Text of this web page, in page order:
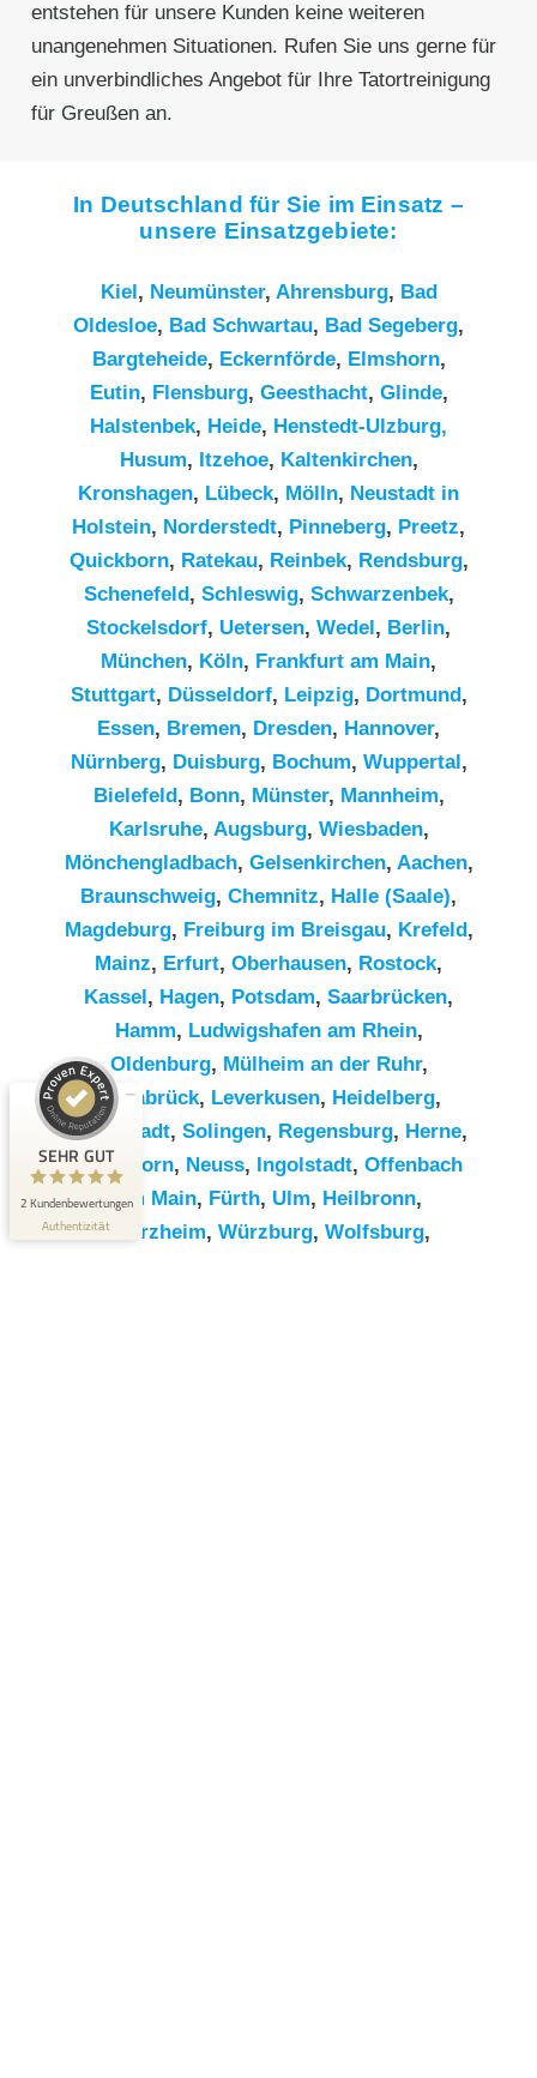
entstehen für unsere Kunden keine weiteren
unangenehmen Situationen. Rufen Sie uns gerne für
ein unverbindliches Angebot für Ihre Tatortreinigung
für Greußen an.
In Deutschland für Sie im Einsatz –
unsere Einsatzgebiete:
Kiel, Neumünster, Ahrensburg, Bad
Oldesloe, Bad Schwartau, Bad Segeberg,
Bargteheide, Eckernförde, Elmshorn,
Eutin, Flensburg, Geesthacht, Glinde,
Halstenbek, Heide, Henstedt-Ulzburg,
Husum, Itzehoe, Kaltenkirchen,
Kronshagen, Lübeck, Mölln, Neustadt in
Holstein, Norderstedt, Pinneberg, Preetz,
Quickborn, Ratekau, Reinbek, Rendsburg,
Schenefeld, Schleswig, Schwarzenbek,
Stockelsdorf, Uetersen, Wedel, Berlin,
München, Köln, Frankfurt am Main,
Stuttgart, Düsseldorf, Leipzig, Dortmund,
Essen, Bremen, Dresden, Hannover,
Nürnberg, Duisburg, Bochum, Wuppertal,
Bielefeld, Bonn, Münster, Mannheim,
Karlsruhe, Augsburg, Wiesbaden,
Mönchengladbach, Gelsenkirchen, Aachen,
Braunschweig, Chemnitz⁠, Halle (Saale),
Magdeburg, Freiburg im Breisgau, Krefeld,
Mainz, Erfurt, Oberhausen, Rostock,
Kassel, Hagen, Potsdam, Saarbrücken,
Hamm, Ludwigshafen am Rhein,
Oldenburg, Mülheim an der Ruhr,
Osnabrück, Leverkusen, Heidelberg,
Darmstadt, Solingen, Regensburg, Herne,
Paderborn, Neuss, Ingolstadt, Offenbach
am Main, Fürth, Ulm, Heilbronn,
Pforzheim, Würzburg, Wolfsburg,
SEHR GUT
2 Kundenbewertungen
Authentizität
Kundenbewertungen und Erfahrungen zu
RümpelButler
SEHR GUT
5,00 / 5,00
2
anderen Quelle
Blick aufs ProvenExpert-Profil werfen